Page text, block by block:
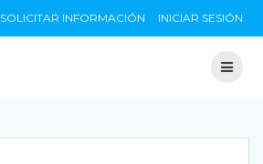
to
SOLICITAR INFORMACIÓN INICIAR SESIÓN